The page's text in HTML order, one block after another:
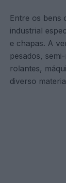
Entre os bens
industrial
e chapas. A
pesados,
rolantes,
diverso